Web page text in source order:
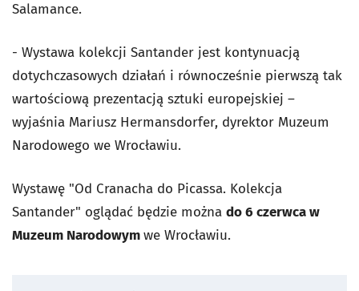
Salamance.
- Wystawa kolekcji Santander jest kontynuacją
dotychczasowych działań i równocześnie pierwszą tak
wartościową prezentacją sztuki europejskiej –
wyjaśnia Mariusz Hermansdorfer, dyrektor Muzeum
Narodowego we Wrocławiu.
Wystawę "Od Cranacha do Picassa. Kolekcja
Santander" oglądać będzie można do 6 czerwca w
Muzeum Narodowymwe Wrocławiu.